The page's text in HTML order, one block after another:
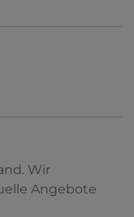
Wir
Angebote